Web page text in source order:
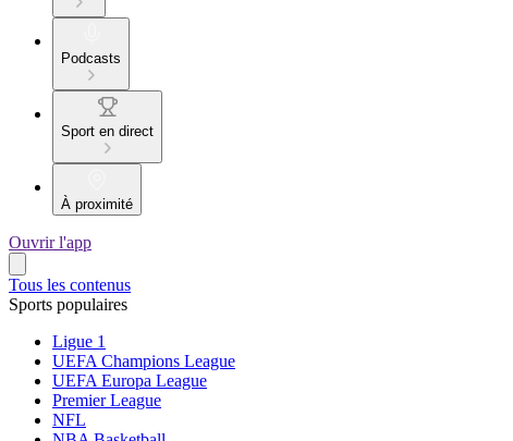
Podcasts
Sport en direct
À proximité
Ouvrir l'app
Tous les contenus
Sports populaires
Ligue 1
UEFA Champions League
UEFA Europa League
Premier League
NFL